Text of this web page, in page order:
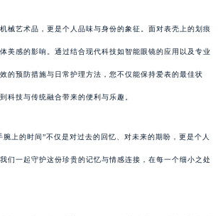
械艺术品，更是个人品味与身份的象征。面对表壳上的划痕
美感的影响。通过结合现代科技如智能眼镜的应用以及专业
的预防措施与日常护理方法，您不仅能保持爱表的最佳状
科技与传统融合带来的便利与乐趣。
上的时间”不仅是对过去的回忆、对未来的期盼，更是个人
们一起守护这份珍贵的记忆与情感连接，在每一个细小之处